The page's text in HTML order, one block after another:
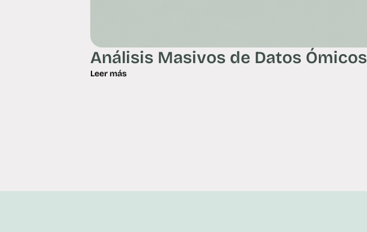
Análisis Masivos de Datos Ómicos
Leer más